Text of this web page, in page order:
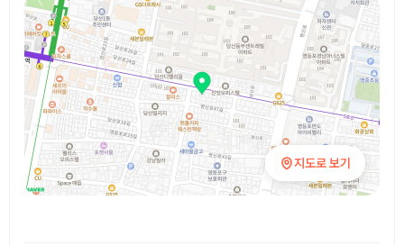
지도로 보기